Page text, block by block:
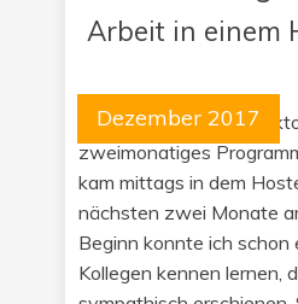
Arbeit in einem
Dezember 2017
Am Montag, den 30.
zweimonatiges
kam mittags in dem
nächsten zwei Monate
Beginn konnte ich schon
Kollegen kennen lernen,